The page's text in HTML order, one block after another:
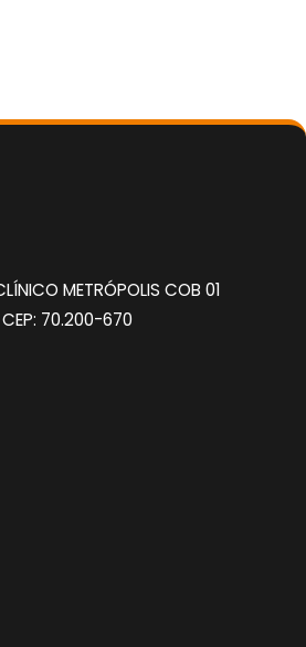
METRÓPOLIS COB 01
CEP: 70.200-670